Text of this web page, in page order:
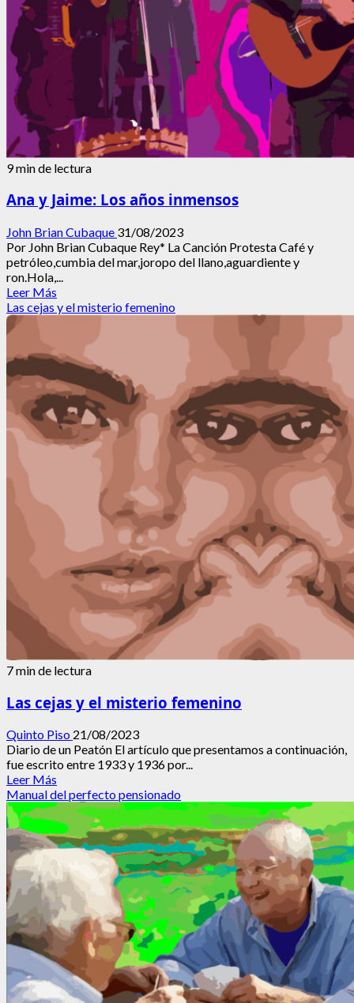
9 min de lectura
Ana y Jaime: Los años inmensos
John Brian Cubaque 31/08/2023
Por John Brian Cubaque Rey* La Canción Protesta Café y
petróleo,cumbia del mar,joropo del llano,aguardiente y
ron.Hola,...
Leer Más
más
y
Jaime:
Los
años
inmensos
Las cejas y el misterio femenino
7 min de lectura
Las cejas y el misterio femenino
Quinto Piso 21/08/2023
Diario de un Peatón El artículo que presentamos a continuación,
fue escrito entre 1933 y 1936 por...
Leer Más
más
acerca
de
Las
cejas
y
el
misterio
femenino
Manual del perfecto pensionado